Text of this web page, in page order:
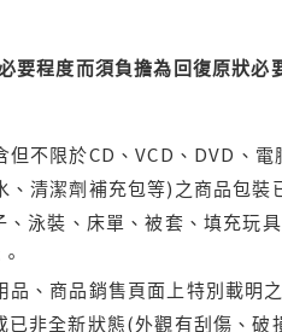
要程度而須負擔為回復原狀
不限於CD、VCD、DVD、
清潔劑補充包等)之商品包
泳裝、床單、被套、填充玩
、商品銷售頁面上特別載明
非全新狀態(外觀有刮傷、